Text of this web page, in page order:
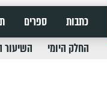
כתבות ספרים
החלק היומי
השיעור